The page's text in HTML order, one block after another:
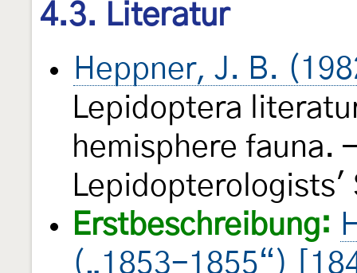
4.3. Literatur
Heppner, J. B.
Lepidoptera
hemisphere fauna.
Erstbeschreibung:
(„1853-1855“)